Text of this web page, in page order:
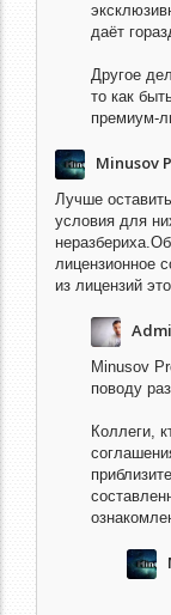
даёт
Другое
то как
премиум-
Minusov
Лучше
условия для
лицензионное
из лицензий
Minusov
поводу
Коллеги,